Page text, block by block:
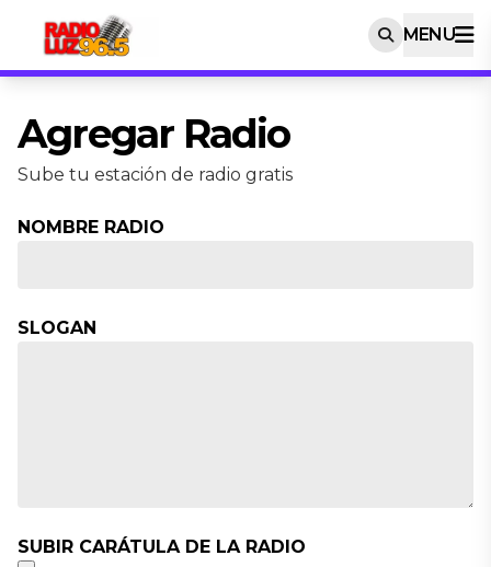
MENU
Agregar Radio
Sube tu estación de radio gratis
NOMBRE RADIO
SLOGAN
SUBIR CARÁTULA DE LA RADIO